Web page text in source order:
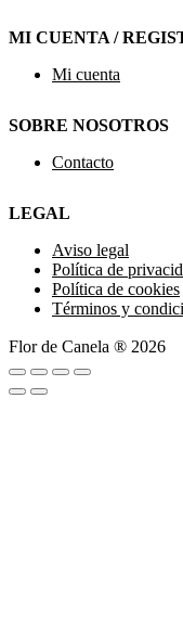
MI CUENTA /
Mi cuenta
SOBRE NOSOTROS
Contacto
LEGAL
Aviso legal
Política de
Política de cookies
Términos y
Flor de Canela ® 2026